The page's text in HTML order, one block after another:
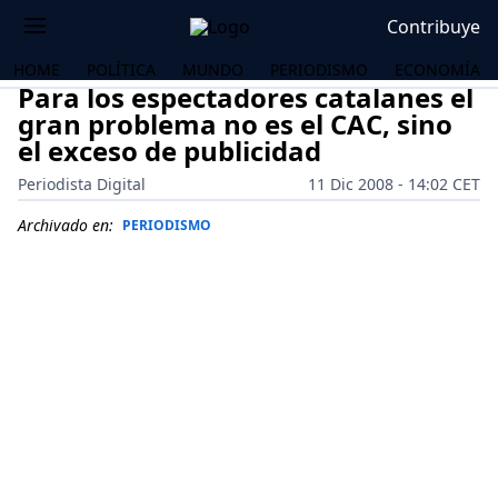
Contribuye
HOME POLÍTICA MUNDO PERIODISMO ECONOMÍA
Para los espectadores catalanes el
gran problema no es el CAC, sino
el exceso de publicidad
Periodista Digital
11 Dic 2008 - 14:02 CET
Archivado en: PERIODISMO